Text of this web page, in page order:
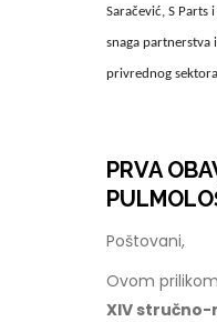
Saračević, S
snaga partnerstva
privrednog
PRVA
Poštovani,
Ovom
XIV